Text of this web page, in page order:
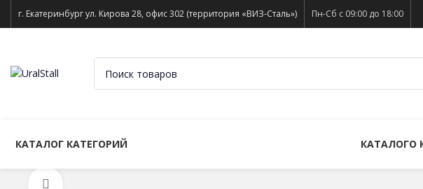
г. Екатеринбург ул. Кирова 28, офис 302 (территория «ВИЗ-Сталь») Пн-Сб с 09:00 до 18:00
КАТАЛОГ КАТЕГОРИЙ КАТАЛОГО